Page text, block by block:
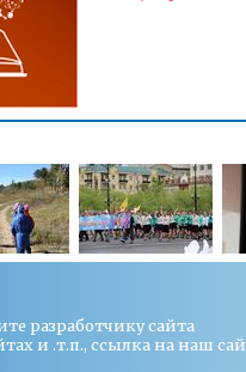
разработчику сайта
и .т.п., ссылка на наш